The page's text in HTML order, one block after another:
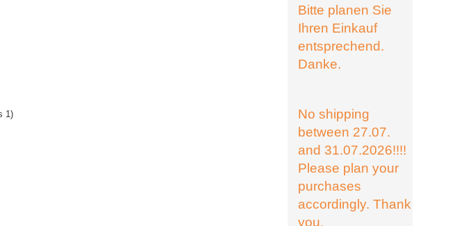
1)
Bitte planen Sie
Ihren Einkauf
entsprechend.
Danke.
No shipping
between 27.07.
and 31.07.2026!!!!
Please plan your
purchases
accordingly. Thank
you.